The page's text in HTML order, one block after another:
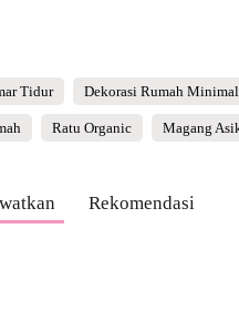
Tidur Dekorasi Rumah
Ratu Organic Magang
Rekomendasi